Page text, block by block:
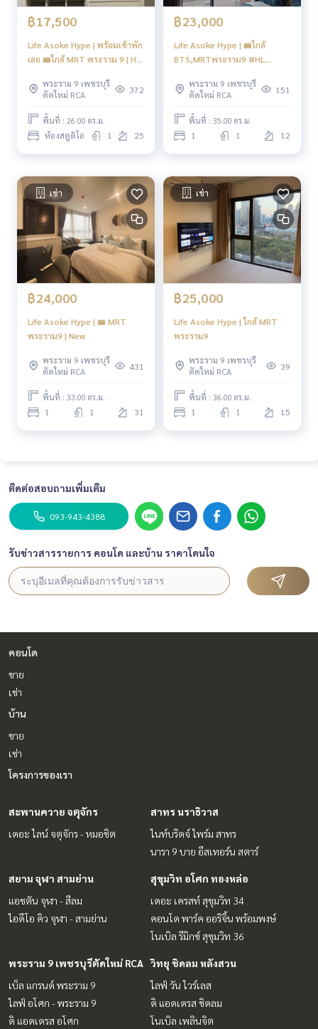
฿17,500
Life Asoke Hype | พร้อมเข้าพัก
เลย 🚝ใกล้ MRT พระราม 9 | HL
พระราม 9 เพชรบุรี
ตัดใหม่ RCA
372
พื้นที่ : 26.00 ตร.ม.
ห้องสตูดิโอ 1 25
฿23,000
Life Asoke Hype | 🚝ใกล้
BTS,MRTพระราม9 #HL
พระราม 9 เพชรบุรี
ตัดใหม่ RCA
151
พื้นที่ : 35.00 ตร.ม.
1 1 12
เช่า
฿24,000
Life Asoke Hype | 🚝 MRT
พระราม9 | New
พระราม 9 เพชรบุรี
ตัดใหม่ RCA
431
พื้นที่ : 33.00 ตร.ม.
1 1 31
เช่า
฿25,000
Life Asoke Hype | ใกล้ MRT
พระราม9
พระราม 9 เพชรบุรี
ตัดใหม่ RCA
39
พื้นที่ : 36.00 ตร.ม.
1 1 15
ติดต่อสอบถามเพิ่มเติม
093-943-4388
รับข่าวสารรายการ คอนโด และบ้าน ราคาโดนใจ
คอนโด
ขาย
เช่า
บ้าน
ขาย
เช่า
โครงการของเรา
สะพานควาย จตุจักร
เดอะ ไลน์ จตุจักร - หมอชิต
สาทร นราธิวาส
ไนท์บริดจ์ ไพร์ม สาทร
นารา 9 บาย อีสเทอร์น สตาร์
สยาม จุฬา สามย่าน
แอชตัน จุฬา - สีลม
ไอดีโอ คิว จุฬา - สามย่าน
สุขุมวิท อโศก ทองหล่อ
เดอะ เครสท์ สุขุมวิท 34
คอนโด พาร์ค ออริจิ้น พร้อมพงษ์
โนเบิล รีมิกซ์ สุขุมวิท 36
พระราม 9 เพชรบุรีตัดใหม่ RCA
เบ็ล แกรนด์ พระราม 9
ไลฟ์ อโศก - พระราม 9
ดิ แอดเดรส อโศก
วิทยุ ชิดลม หลังสวน
ไลฟ์ วัน ไวร์เลส
ดิ แอดเดรส ชิดลม
โนเบิล เพลินจิต